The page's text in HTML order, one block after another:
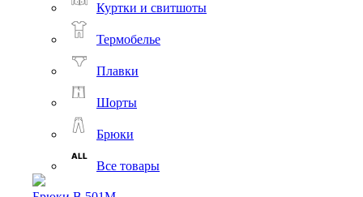
Куртки и свитшоты
Термобелье
Плавки
Шорты
Брюки
Все товары